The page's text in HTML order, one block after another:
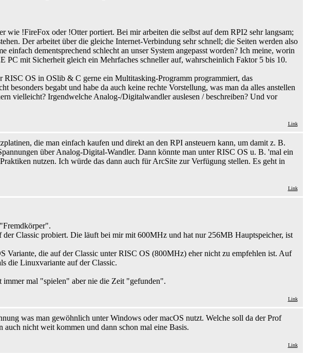
!FireFox oder !Otter portiert. Bei mir arbeiten die selbst auf dem RPI2 sehr langsam;
Der arbeitet über die gleiche Internet-Verbindung sehr schnell; die Seiten werden also
dementsprechend schlecht an unser System angepasst worden? Ich meine, worin
PC mit Sicherheit gleich ein Mehrfaches schneller auf, wahrscheinlich Faktor 5 bis 10.
RISC OS in OSlib & C gerne ein Multitasking-Programm programmiert, das
begabt und habe da auch keine rechte Vorstellung, was man da alles anstellen
vielleicht? Irgendwelche Analog-/Digitalwandler auslesen / beschreiben? Und vor
Link
die man einfach kaufen und direkt an den RPI ansteuern kann, um damit z. B.
über Analog-Digital-Wandler. Dann könnte man unter RISC OS u. B. 'mal ein
nutzen. Ich würde das dann auch für ArcSite zur Verfügung stellen. Es geht in
Link
Classic probiert. Die läuft bei mir mit 600MHz und hat nur 256MB Hauptspeicher, ist
Variante, die auf der Classic unter RISC OS (800MHz) eher nicht zu empfehlen ist. Auf
die Linuxvariante auf der Classic.
mal "spielen" aber nie die Zeit "gefunden".
Link
was man gewöhnlich unter Windows oder macOS nutzt. Welche soll da der Prof
nicht weit kommen und dann schon mal eine Basis.
Link